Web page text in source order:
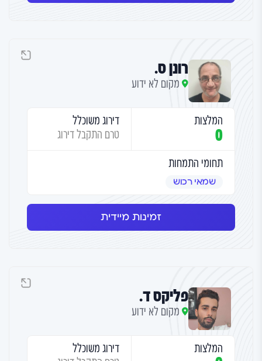
רונן ס.
מקום לא ידוע
המלצות
0
דירוג משוכלל
טרם התקבל דירוג
תחומי התמחות
שמאי רכוש
זמינות מיידית
פליקס ד.
מקום לא ידוע
המלצות
דירוג משוכלל